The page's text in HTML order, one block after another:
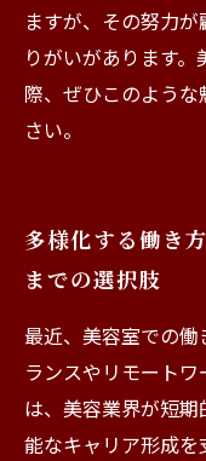
ますが、その努力
りがいがあります
際、ぜひこのよう
さい。
多様化する働き
までの選択肢
最近、美容室での
ランスやリモート
は、美容業界が短
能なキャリア形成